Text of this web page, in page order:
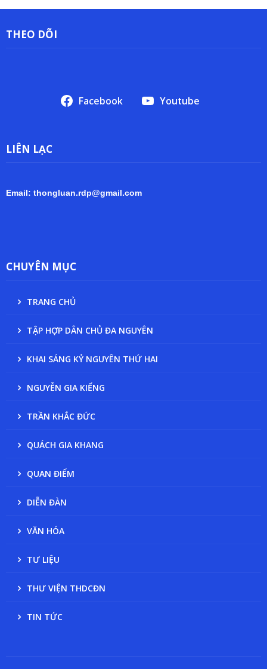
THEO DÕI
Facebook Youtube
LIÊN LẠC
Email: thongluan.rdp@gmail.com
CHUYÊN MỤC
TRANG CHỦ
TẬP HỢP DÂN CHỦ ĐA NGUYÊN
KHAI SÁNG KỶ NGUYÊN THỨ HAI
NGUYỄN GIA KIỂNG
TRẦN KHẮC ĐỨC
QUÁCH GIA KHANG
QUAN ĐIỂM
DIỄN ĐÀN
VĂN HÓA
TƯ LIỆU
THƯ VIỆN THDCĐN
TIN TỨC